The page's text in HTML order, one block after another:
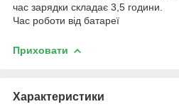
час зарядки складає 3,5 години.
Час роботи від батареї
Приховати
Характеристики